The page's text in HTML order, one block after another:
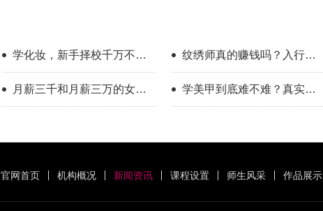
学化妆，新手择校千万不要
只看外表
纹绣师真的赚钱吗？入行半
年的真实感受
月薪三千和月薪三万的女
生，差的是一门可变现的手
学美甲到底难不难？真实经
历告诉你答案
官网首页 机构概况 新闻资讯 课程设置 师生风采 作品展示